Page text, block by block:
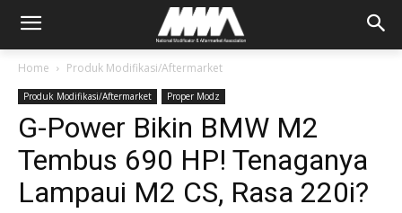
Home Produk Modifikasi/Aftermarket
Produk Modifikasi/Aftermarket Proper Modz
G-Power Bikin BMW M2
Tembus 690 HP! Tenaganya
Lampaui M2 CS, Rasa 220i?